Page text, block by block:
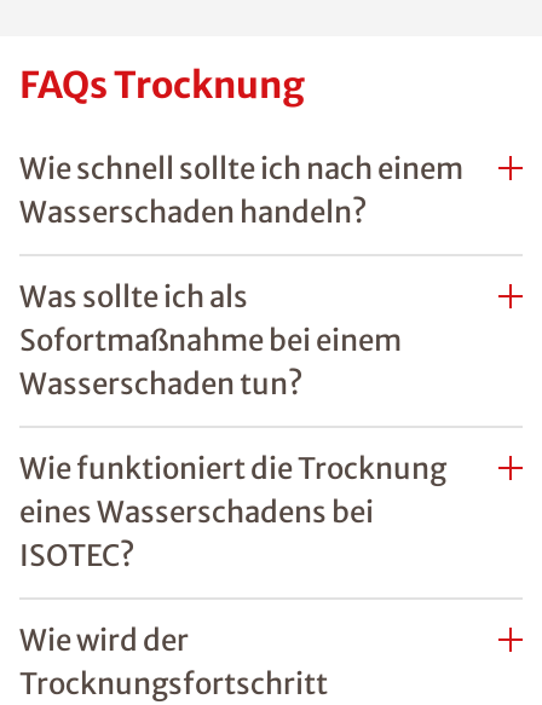
FAQs Trocknung
Wie schnell sollte ich nach einem
Wasserschaden handeln?
Was sollte ich als
Sofortmaßnahme bei einem
Wasserschaden tun?
Wie funktioniert die Trocknung
eines Wasserschadens bei
ISOTEC?
Wie wird der
Trocknungsfortschritt